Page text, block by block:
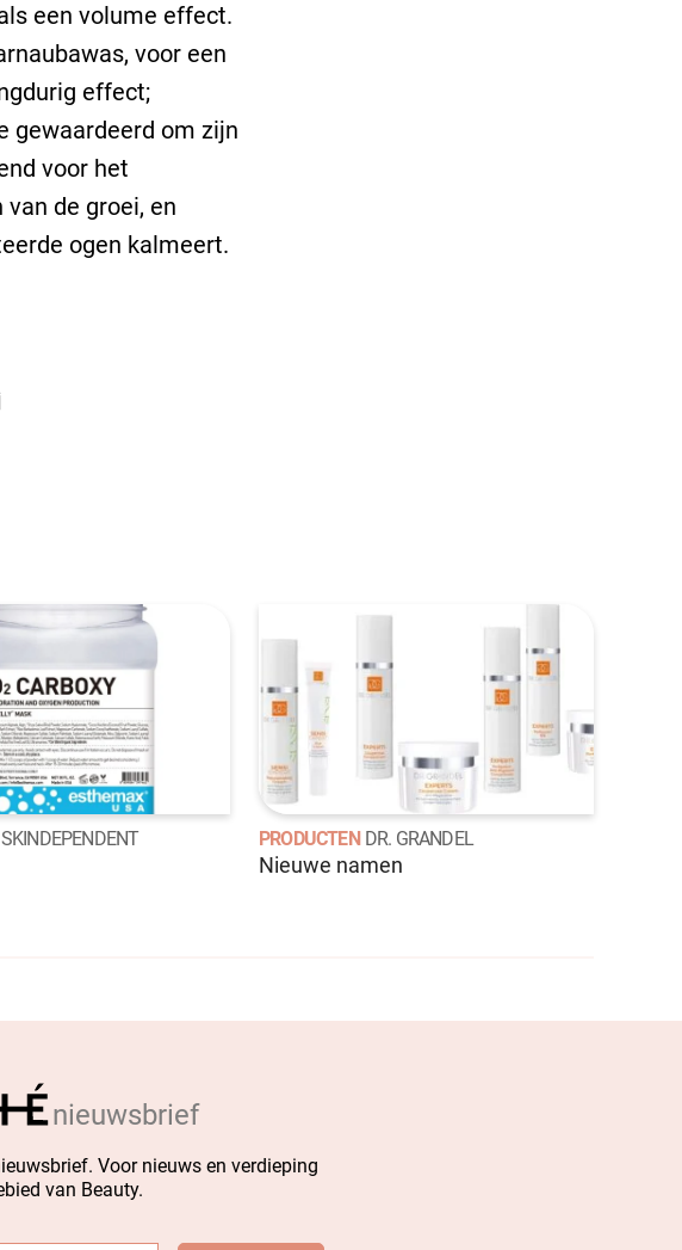
een volume effect.
voor een
effect;
gewaardeerd om zijn
voor het
de groei, en
ogen kalmeert.
SKINDEPENDENT PRODUCTEN DR. GRANDEL
Nieuwe namen
nieuwsbrief
Voor nieuws en verdieping
van Beauty.